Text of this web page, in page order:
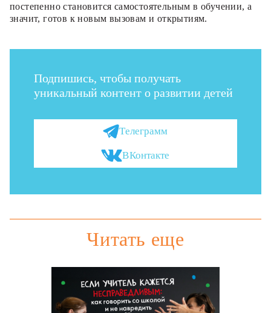
постепенно становится самостоятельным в обучении, а
значит, готов к новым вызовам и открытиям.
Подпишись, чтобы получать
уникальный контент о развитии детей
Телеграмм
ВКонтакте
Читать еще